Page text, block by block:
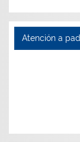
Atención a